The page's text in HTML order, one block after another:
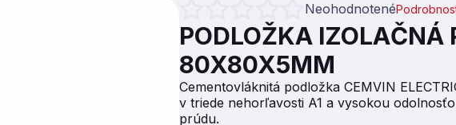
Priemerné hodnotenie produktu je 0,0 z 5
Neohodnotené
PODLOŽKA IZOLAČNÁ
80X80X5MM
Cementovláknitá podložka CEMVIN
v triede nehorľavosti A1 a vysokou
prúdu.